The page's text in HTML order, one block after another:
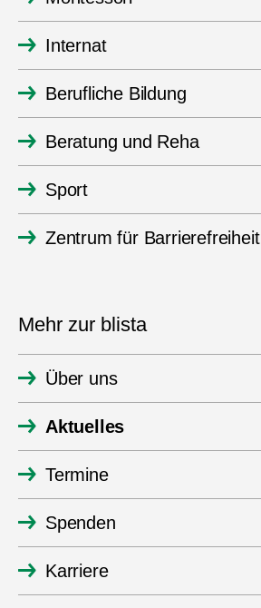
Internat
Berufliche Bildung
Beratung und Reha
Sport
Zentrum für Barrierefreiheit
Mehr zur blista
Über uns
Aktuelles
Termine
Spenden
Karriere